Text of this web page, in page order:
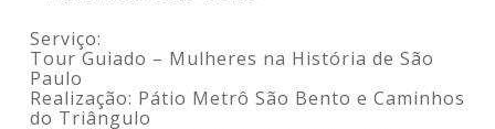
Serviço:
Tour Guiado – Mulheres na História de São
Paulo
Realização: Pátio Metrô São Bento e Caminhos
do Triângulo